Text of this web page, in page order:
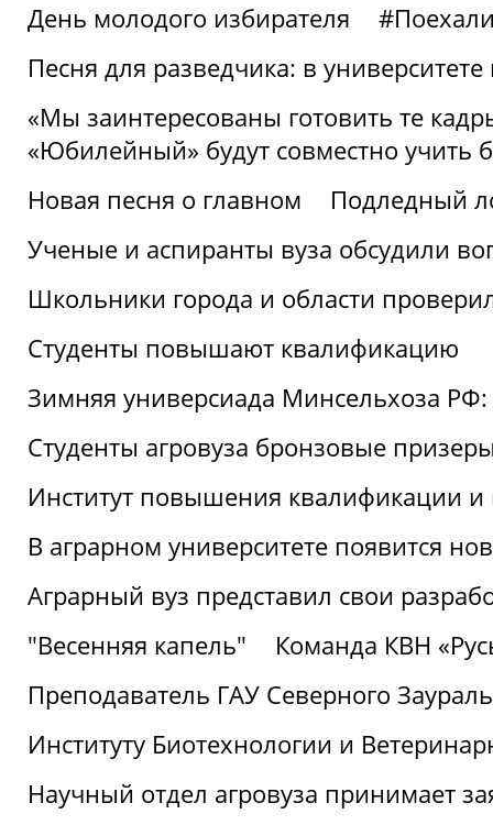
День молодого избирателя
Песня для разведчика: в
«Мы заинтересованы готовить те
«Юбилейный» будут совместно учить
Новая песня о главном
Подледный
Ученые и аспиранты вуза обсудили
Школьники города и области
Студенты повышают квалификацию
Зимняя универсиада Минсельхоза
Студенты агровуза бронзовые
Институт повышения квалификации и
В аграрном университете появится
Аграрный вуз представил свои
"Весенняя капель"
Команда КВН
Преподаватель ГАУ Северного
Институту Биотехнологии и
Научный отдел агровуза принимает